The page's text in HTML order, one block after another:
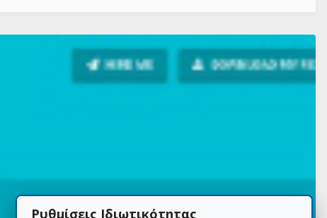
Ρυθμίσεις Ιδιωτικότητας